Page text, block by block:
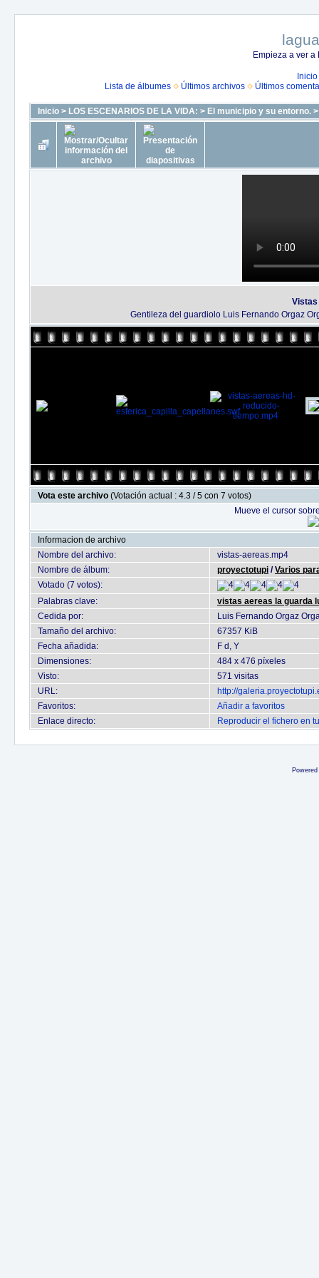
Empieza a ver
Inicio
Lista de álbumes
Últimos archivos Últimos
Inicio > LOS ESCENARIOS DE LA VIDA: > El municipio y su entorno.
Vistas
Gentileza del guardiolo Luis Fernando Orgaz
Vota este archivo (Votación actual : 4.3 / 5 con 7 votos)
Mueve el cursor
Informacion de archivo
Nombre del archivo:
vistas-aereas.mp4
Nombre de álbum:
proyectotupi /Varios
Votado (7 votos):
Palabras clave:
vistas aereas la guarda
Cedida por:
Luis Fernando Orgaz
Tamaño del archivo:
67357 KiB
Fecha añadida:
F d, Y
Dimensiones:
484 x 476 píxeles
Visto:
571 visitas
URL:
http://
Favoritos:
Añadir a favoritos
Enlace directo:
Reproducir el fichero en